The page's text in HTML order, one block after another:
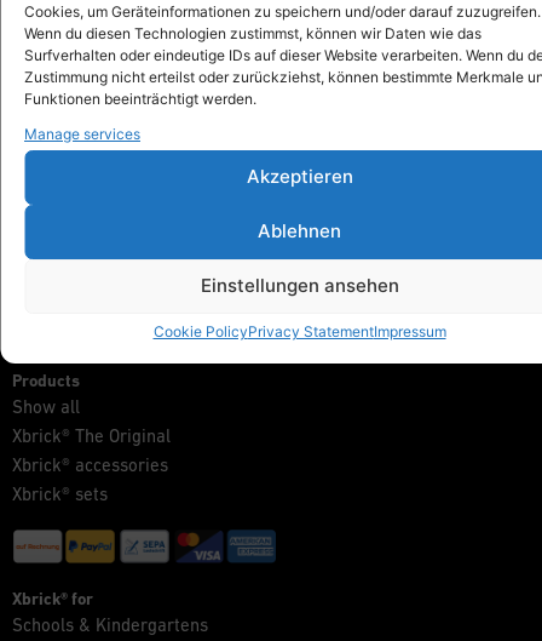
Cookies, um Geräteinformationen zu speichern und/oder darauf zuzugreifen.
Wenn du diesen Technologien zustimmst, können wir Daten wie das
Surfverhalten oder eindeutige IDs auf dieser Website verarbeiten. Wenn du
Zustimmung nicht erteilst oder zurückziehst, können bestimmte Merkmale
Funktionen beeinträchtigt werden.
Manage services
Akzeptieren
Ablehnen
Einstellungen ansehen
Cookie PolicyPrivacy StatementImpressum
Xbrick®
designed by wd3_spatial design
wd3 GmbH
Seidenstraße 57
70174 Stuttgart
info@xbrick.eu
Follow Xbrick®
Products
Show all
Xbrick® The Original
Xbrick® accessories
Xbrick® sets
Xbrick® for
Schools & Kindergartens